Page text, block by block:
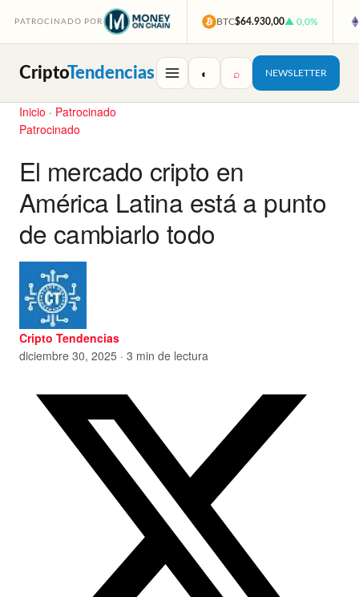
PATROCINADO POR BTC$64.930,00▲ 0,0%
CriptoTendencias ◐ ⌕ NEWSLETTER
Inicio · Patrocinado
Patrocinado
El mercado cripto en
América Latina está a punto
de cambiarlo todo
Cripto Tendencias
diciembre 30, 2025 · 3 min de lectura